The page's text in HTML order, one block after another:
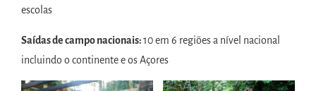
escolas
Saídas de campo nacionais:10 em 6 regiões a nível nacional
incluindo o continente e os Açores